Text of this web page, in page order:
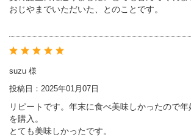
おじやまでいただいた、とのことです。
suzu 様
投稿日：2025年01月07日
リピートです。年末に食べ美味しかったので年
を購入。
とても美味しかったです。